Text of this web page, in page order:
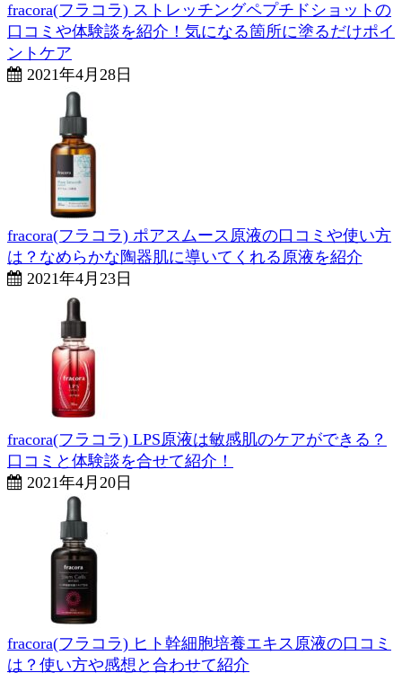
fracora(フラコラ) ストレッチングペプチドショットの
口コミや体験談を紹介！気になる箇所に塗るだけポイ
ントケア
2021年4月28日
fracora(フラコラ) ポアスムース原液の口コミや使い方
は？なめらかな陶器肌に導いてくれる原液を紹介
2021年4月23日
fracora(フラコラ) LPS原液は敏感肌のケアができる？
口コミと体験談を合せて紹介！
2021年4月20日
fracora(フラコラ) ヒト幹細胞培養エキス原液の口コミ
は？使い方や感想と合わせて紹介